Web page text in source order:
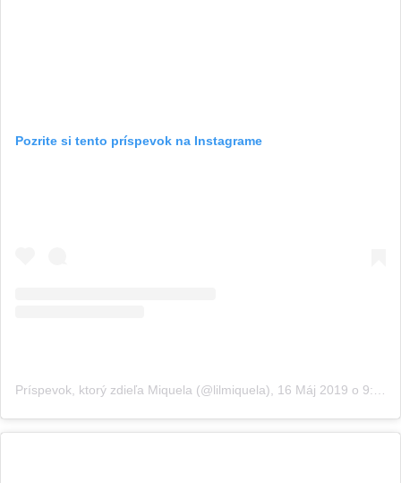
Pozrite si tento príspevok na Instagrame
Príspevok, ktorý zdieľa Miquela (@lilmiquela) 16 Máj 2019 o 9:01 PDT